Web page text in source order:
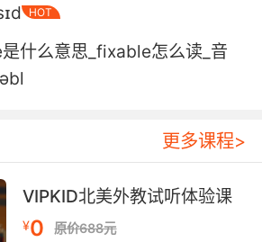
我們這裏 沒有多少人會買碳酸
a tonic of fizzy water, which
泡水 补充她水喝空气
a club of sweaty dancing
virgin coladas, fizzy juice
colas.
HOT
什么意思_fixable怎么读_音
更多课程>
VIPKID北美外教试听体验课
¥0 原价688元